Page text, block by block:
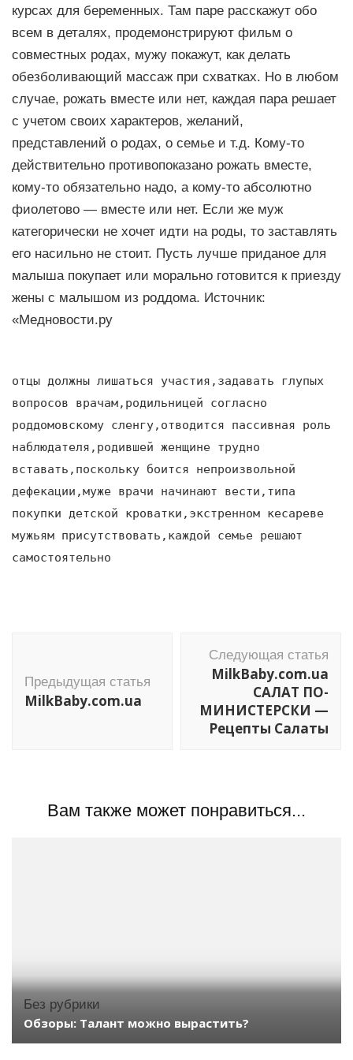
курсах для беременных. Там паре расскажут обо
всем в деталях, продемонстрируют фильм о
совместных родах, мужу покажут, как делать
обезболивающий массаж при схватках. Но в любом
случае, рожать вместе или нет, каждая пара решает
с учетом своих характеров, желаний,
представлений о родах, о семье и т.д. Кому-то
действительно противопоказано рожать вместе,
кому-то обязательно надо, а кому-то абсолютно
фиолетово — вместе или нет. Если же муж
категорически не хочет идти на роды, то заставлять
его насильно не стоит. Пусть лучше приданое для
малыша покупает или морально готовится к приезду
жены с малышом из роддома. Источник:
«Медновости.ру
отцы должны лишаться участия,задавать глупых
вопросов врачам,родильницей согласно
роддомовскому сленгу,отводится пассивная роль
наблюдателя,родившей женщине трудно
вставать,поскольку боится непроизвольной
дефекации,муже врачи начинают вести,типа
покупки детской кроватки,экстренном кесареве
мужьям присутствовать,каждой семье решают
самостоятельно
записям
Предыдущая статья
MilkBaby.com.ua
Следующая статья
MilkBaby.com.ua
САЛАТ ПО-
МИНИСТЕРСКИ —
Рецепты Салаты
Вам также может понравиться...
Без рубрики
Обзоры: Талант можно вырастить?